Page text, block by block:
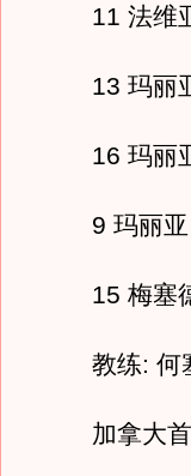
11 法维亚
13 玛丽亚
16 玛丽亚
9 玛丽亚·
15 梅塞德
教练: 何塞
加拿大首